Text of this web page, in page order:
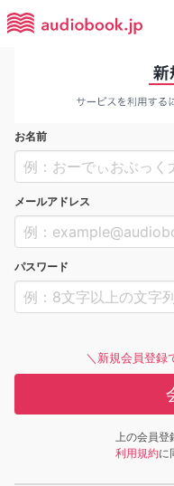
お名前
メールアドレス
パスワード
＼新規会員登録
上の会員登
利用規約に